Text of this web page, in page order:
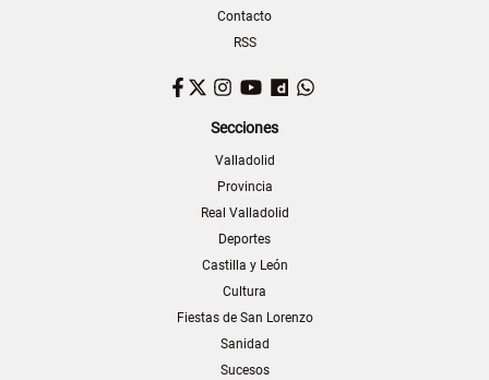
Contacto
RSS
Facebook
TwitterInstagram
YouTubeDailymotion
Secciones
Valladolid
Provincia
Real Valladolid
Deportes
Castilla y León
Cultura
Fiestas de San Lorenzo
Sanidad
Sucesos